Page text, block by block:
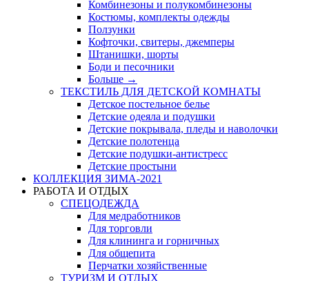
Комбинезоны и полукомбинезоны
Костюмы, комплекты одежды
Ползунки
Кофточки, свитеры, джемперы
Штанишки, шорты
Боди и песочники
Больше →
ТЕКСТИЛЬ ДЛЯ ДЕТСКОЙ КОМНАТЫ
Детское постельное белье
Детские одеяла и подушки
Детские покрывала, пледы и наволочки
Детские полотенца
Детские подушки-антистресс
Детские простыни
КОЛЛЕКЦИЯ ЗИМА-2021
РАБОТА И ОТДЫХ
СПЕЦОДЕЖДА
Для медработников
Для торговли
Для клининга и горничных
Для общепита
Перчатки хозяйственные
ТУРИЗМ И ОТДЫХ